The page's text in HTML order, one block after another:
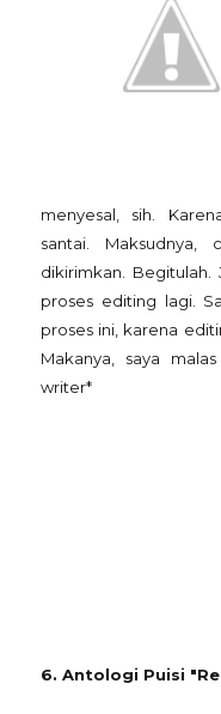
menyesal, sih.
santai.
dikirimkan.
proses editing lagi.
proses ini, karena
Makanya, saya
writer*
6. Antologi Puisi